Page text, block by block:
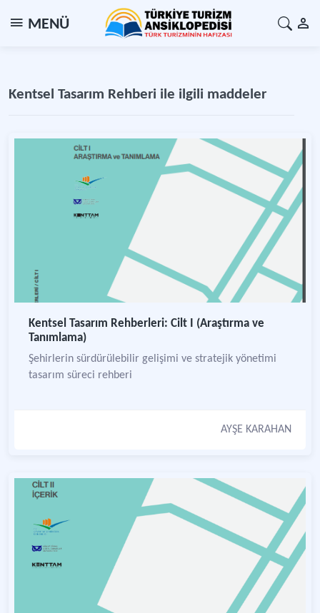
MENÜ
Kentsel Tasarım Rehberi ile ilgili maddeler
Kentsel Tasarım Rehberleri: Cilt I (Araştırma ve
Tanımlama)
Şehirlerin sürdürülebilir gelişimi ve stratejik yönetimi
tasarım süreci rehberi
AYŞE KARAHAN